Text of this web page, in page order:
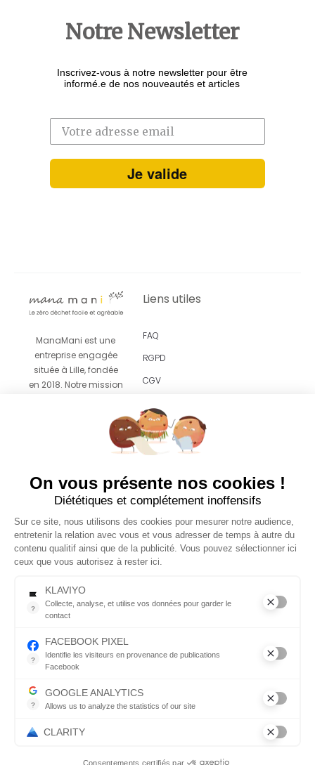
Notre Newsletter
Inscrivez-vous à notre newsletter pour être
informé.e de nos nouveautés et articles
Je valide
ManaMani est une
entreprise engagée
située à Lille, fondée
en 2018. Notre mission
accompagnement
facile et agréable vers
esthétiques pensés
pour s’intégrer sans
effort dans votre
quotidien.
Tous droits réservés
Liens utiles
FAQ
RGPD
CGV
Boutique
Qui sommes nous ?
Blog
Contact
On vous présente nos cookies !
Diététiques et complétement inoffensifs
Sur ce site, nous utilisons des cookies pour mesurer notre audience,
entretenir la relation avec vous et vous adresser de temps à autre du
contenu qualitif ainsi que de la publicité. Vous pouvez sélectionner ici
ceux que vous autorisez à rester ici.
?
KLAVIYO
Collecte, analyse, et utilise vos données pour garder le
contact
?
FACEBOOK PIXEL
Identifie les visiteurs en provenance de publications
Facebook
?
GOOGLE ANALYTICS
Allows us to analyze the statistics of our site
CLARITY
Consentements certifiés par